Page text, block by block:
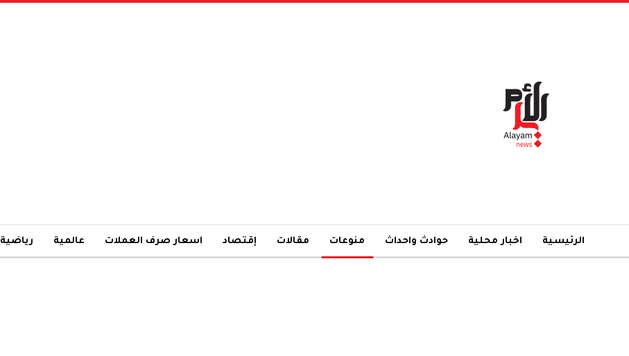
الرئيسية اخبار محلية حوادث واحداث منوعات مقالات إقتصاد اسعار صرف العملات عالمية رياضية